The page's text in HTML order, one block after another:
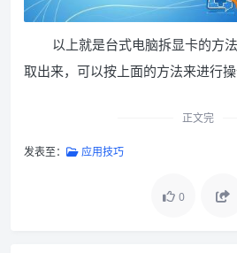
以上就是台式电脑拆显卡的方
取出来，可以按上面的方法来进行操
正文完
发表至： 应用技巧
0